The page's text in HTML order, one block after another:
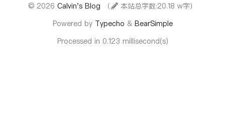
© 2026Calvin's Blog （
本站总字数:20.18 w字）
Powered by Typecho & BearSimple
Processed in 0.123 millisecond(s)